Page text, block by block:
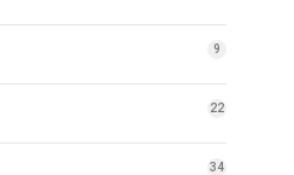
9
22
34